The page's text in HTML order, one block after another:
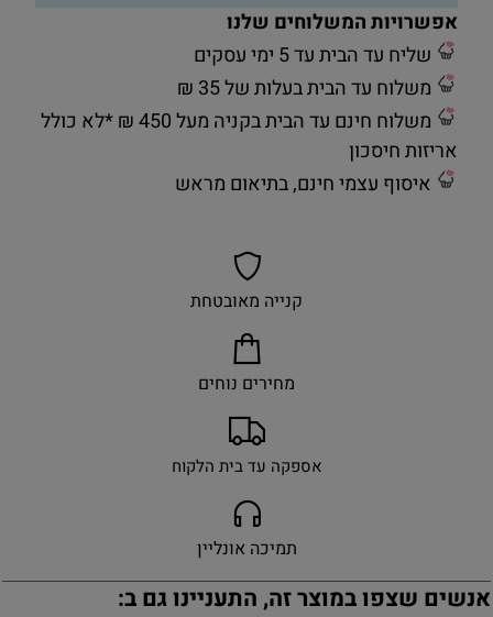
אפשרויות המשלוחים שלנו
שליח עד הבית עד 5 ימי עסקים
משלוח עד הבית בעלות של 35 ₪
משלוח חינם עד הבית בקניה מעל 450 ₪ *לא כולל
אריזות חיסכון
איסוף עצמי חינם, בתיאום מראש
קנייה מאובטחת
מחירים נוחים
אספקה עד בית הלקוח
תמיכה אונליין
אנשים שצפו במוצר זה, התעניינו גם ב: